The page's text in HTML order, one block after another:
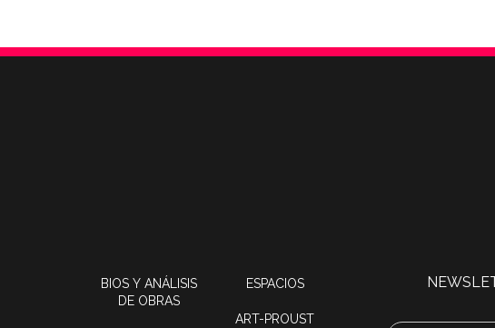
BIOS Y ANÁLISIS
DE OBRAS
ESPACIOS
ART-PROUST